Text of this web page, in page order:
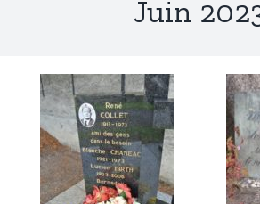
Juin